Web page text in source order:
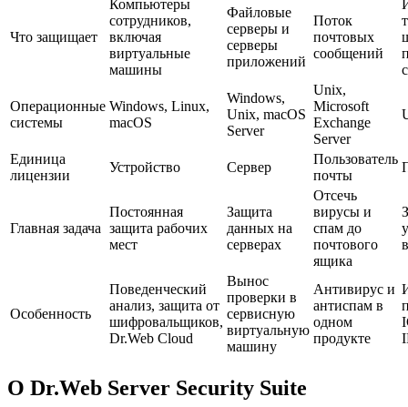
Что защищает
Компьютеры
сотрудников,
включая
виртуальные
машины
Файловые
серверы и
серверы
приложений
Поток
почтовых
сообщений
Операционные
системы
Windows, Linux,
macOS
Windows,
Unix, macOS
Server
Unix,
Microsoft
Exchange
Server
Единица
лицензии
Устройство Сервер
Пользователь
почты
Главная задача
Постоянная
защита рабочих
мест
Защита
данных на
серверах
Отсечь
вирусы и
спам до
почтового
ящика
Особенность
Поведенческий
анализ, защита от
шифровальщиков,
Dr.Web Cloud
Вынос
проверки в
сервисную
виртуальную
машину
Антивирус и
антиспам в
одном
продукте
О Dr.Web Server Security Suite